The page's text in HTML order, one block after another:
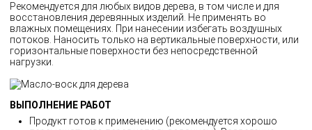
Рекомендуется для любых видов дерева, в том числе и для
восстановления деревянных изделий. Не применять во
влажных помещениях. При нанесении избегать воздушных
потоков. Наносить только на вертикальные поверхности, или
горизонтальные поверхности без непосредственной
нагрузки.
ВЫПОЛНЕНИЕ РАБОТ
Продукт готов к применению (рекомендуется хорошо